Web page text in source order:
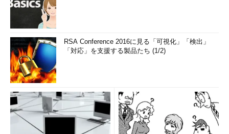
RSA Conference 2016に見る「可視化」「検出」
「対応」を支援する製品たち (1/2)